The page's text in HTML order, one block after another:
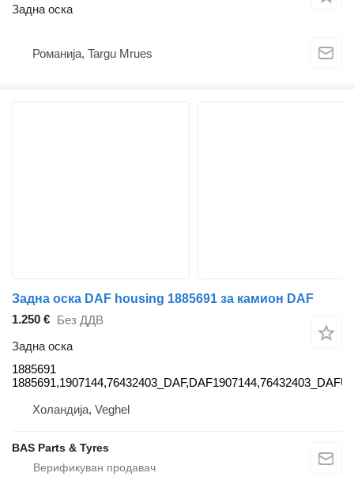
Задна оска
Романија, Targu Mrues
Задна оска DAF housing 1885691 за камион DAF
1.250 € Без ДДВ
Задна оска
1885691
Холандија, Veghel
BAS Parts & Tyres